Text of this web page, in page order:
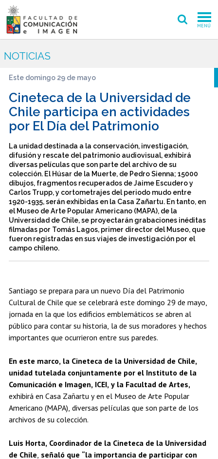
MENÚ
POSTGRADO
INVESTIGACIÓN CREACIÓN
INTERNACIONAL
ADMISIÓN
PERIODISMO CINE Y TV
Estudiantes Académicos Egresados
NOTICIAS
Este domingo 29 de mayo
Cineteca de la Universidad de
Chile participa en actividades
por El Día del Patrimonio
La unidad destinada a la conservación, investigación,
difusión y rescate del patrimonio audiovisual, exhibirá
diversas películas que son parte del archivo de su
colección. El Húsar de la Muerte, de Pedro Sienna; 15000
dibujos, fragmentos recuperados de Jaime Escudero y
Carlos Trupp, y cortometrajes del periodo mudo entre
1920-1935, serán exhibidas en la Casa Zañartu. En tanto, en
el Museo de Arte Popular Americano (MAPA), de la
Universidad de Chile, se proyectarán grabaciones inéditas
filmadas por Tomás Lagos, primer director del Museo, que
fueron registradas en sus viajes de investigación por el
campo chileno.
Santiago se prepara para un nuevo Día del Patrimonio
Cultural de Chile que se celebrará este domingo 29 de mayo,
jornada en la que los edificios emblemáticos se abren al
público para contar su historia, la de sus moradores y hechos
importantes que ocurrieron entre sus paredes.
En este marco, la Cineteca de la Universidad de Chile,
unidad tutelada conjuntamente por el Instituto de la
Comunicación e Imagen, ICEI, y la Facultad de Artes,
exhibirá en Casa Zañartu y en el Museo de Arte Popular
Americano (MAPA), diversas películas que son parte de los
archivos de su colección.
Luis Horta, Coordinador de la Cineteca de la Universidad
de Chile, señaló que “la importancia de participar con